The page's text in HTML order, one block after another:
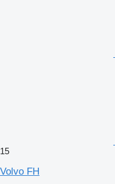
15
Volvo FH